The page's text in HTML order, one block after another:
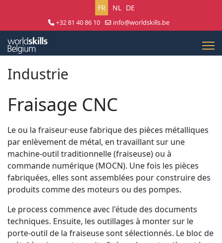
Sélectionnez votre langue
FR NL DE
+32 81 40 86 10
info@worldskills.be
Industrie
Fraisage CNC
Le ou la fraiseur·euse fabrique des pièces métalliques
par enlèvement de métal, en travaillant sur une
machine-outil traditionnelle (fraiseuse) ou à
commande numérique (MOCN). Une fois les pièces
fabriquées, elles sont assemblées pour construire des
produits comme des moteurs ou des pompes.
Le process commence avec l'étude des documents
techniques. Ensuite, les outillages à monter sur le
porte-outil de la fraiseuse sont sélectionnés. Le bloc de